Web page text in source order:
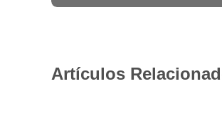
Artículos